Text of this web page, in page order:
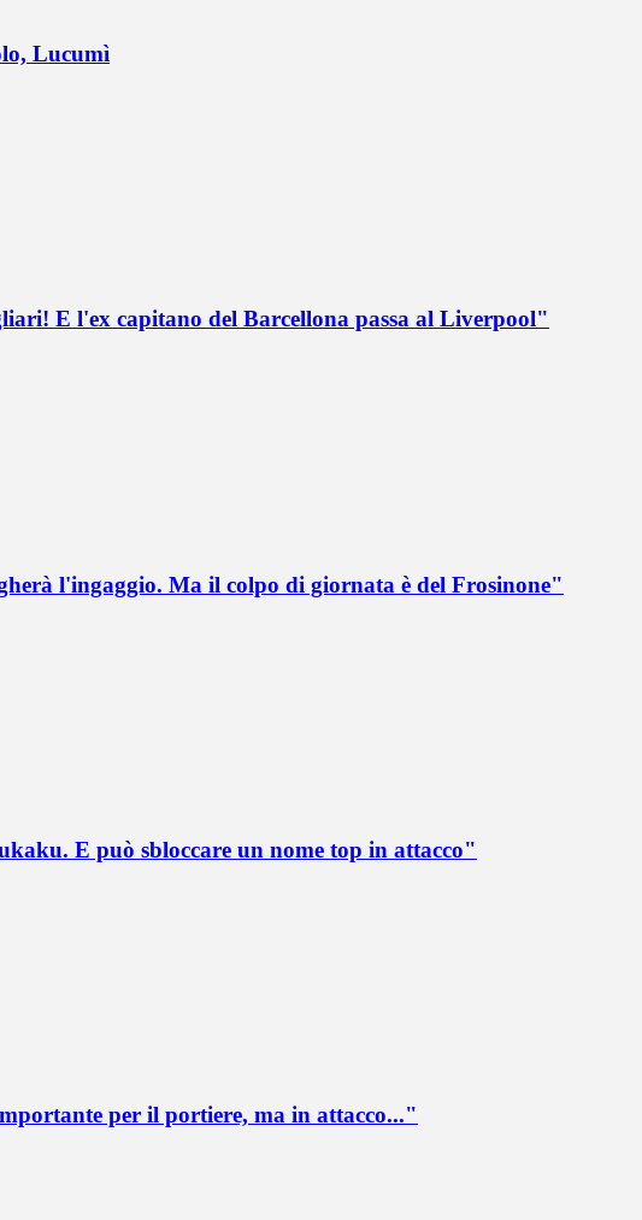
Lucumì
E l'ex capitano del Barcellona passa al Liverpool"
l'ingaggio. Ma il colpo di giornata è del Frosinone"
E può sbloccare un nome top in attacco"
per il portiere, ma in attacco..."